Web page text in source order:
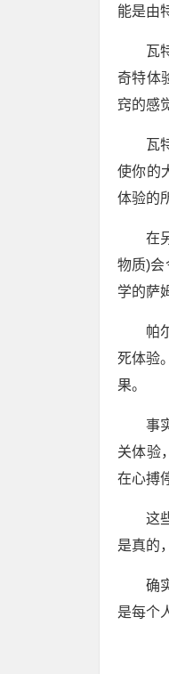
能是由
瓦
奇特体
窍的感
瓦
使你的
体验的
在
物质)会
学的萨
帕
死体验
果。
事
关体验
在心搏
这
是真的
确
是每个